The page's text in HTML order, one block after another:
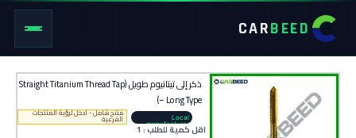
CARBEED
ذكر إلى تيتانيوم طويل (Straight Titanium Thread Tap
– Long Type)
Local
manufacturer
منتج شامل - ادخل لرؤية المنتجات
الفرعية
اقل كمية للطلب : 1